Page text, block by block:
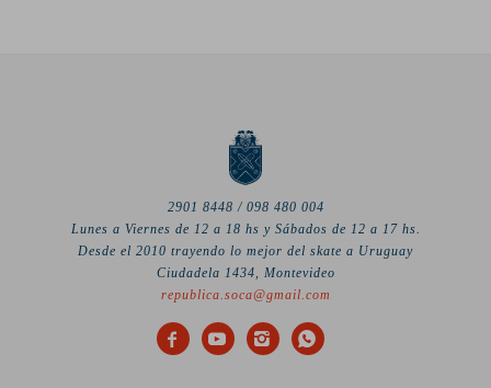
2901 8448 / 098 480 004
Lunes a Viernes de 12 a 18 hs y Sábados de 12 a 17 hs.
Desde el 2010 trayendo lo mejor del skate a Uruguay
Ciudadela 1434, Montevideo
republica.soca@gmail.com
   